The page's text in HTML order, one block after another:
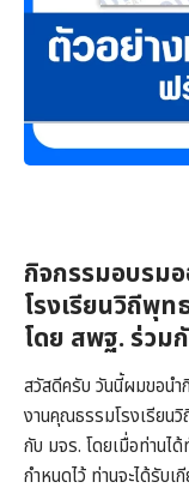
กิจกรรมอบรม
โรงเรียนวิถีพุ
โดย สพฐ. ร่วม
สวัสดีครับ วันนี้ผมขอนำ
งานคุณธรรมโรงเรียน
กับ มจร. โดยเมื่อท่าน
กำหนดไว้ ท่านจะได้รับ